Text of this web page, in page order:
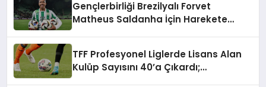
Gençlerbirliği Brezilyalı Forvet
Matheus Saldanha İçin Harekete
TFF Profesyonel Liglerde Lisans Alan
Kulüp Sayısını 40’a Çıkardı;